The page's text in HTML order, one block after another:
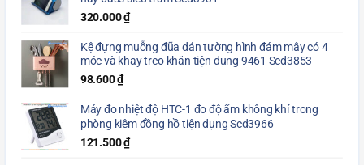
320.000₫
Kệ đựng muỗng đũa dán tường hình đám mây có 4
móc và khay treo khăn tiện dụng 9461 Scd3853
98.600₫
Máy đo nhiệt độ HTC-1 đo độ ẩm không khí trong
phòng kiêm đồng hồ tiện dụng Scd3966
121.500₫